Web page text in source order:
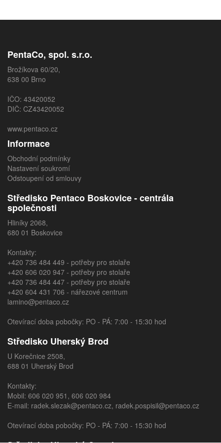
PentaCo, spol. s.r.o.
Brožíkova 60/20,
638 00 Brno
IČO: 43420052
DIČ: CZ43420052
www.pentaco.cz
Informace
Obchodní podmínky
Nastavení soukromí
Odstoupení od smlouvy
Středisko Pentaco Boskovice - centrála
společnosti
Hliníky 2068,
680 01 Boskovice
Kontakty:
+420 736 484 449 - potřeby pro stolaře
+420 606 020 947 - potřeby pro stolaře
+420 736 484 447 - potřeby pro stolaře
+420 604 431 706 - nářezové centrum
lamino@pentaco.cz
Otevírací doba pobočky: PO - PÁ: 7:00 - 15:30 hod
Středisko Uherský Brod
U Korečnice 2508,
688 01 Uherský Brod
Kontakty:
Mobil: 606 020 951 , 606 020 984
E-mail: radek.slezak@pentaco.cz, radek.pospisil@pentaco.cz
Otevírací doba pobočky: PO - PÁ: 7:00 - 15:30 hod